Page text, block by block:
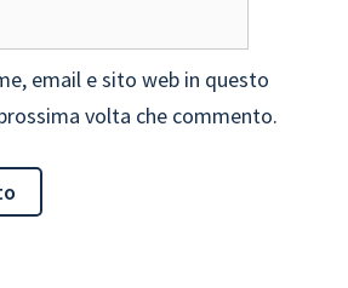
email e sito web in questo
volta che commento.